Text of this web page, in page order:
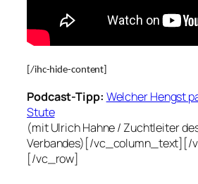
[/ihc-hide-content]
Podcast-Tipp: Welcher Hengst
Stute
(mit Ulrich Hahne / Zuchtleiter
Verbandes)[/vc_column_text][/
[/vc_row]